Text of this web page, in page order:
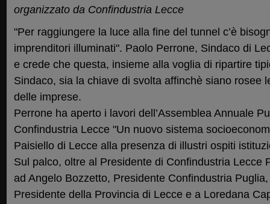
organizzato da Confindustria Lecce
"Per raggiungere la luce alla fine del tunnel c’è
imprenditori illuminati". Paolo Perrone, Sindaco di
e crede che questa, insieme alla voglia di ripartire
Sindaco, sia la chiave di svolta affinchè siano rosee
delle imprese.
Perrone ha aperto i lavori dell’Assemblea Annuale
Confindustria Lecce "Un nuovo sistema
Paisiello di Lecce alla presenza di illustri ospiti
Sul palco, oltre al Presidente di Confindustria Lecce
ad Angelo Bozzetto, Presidente Confindustria
Presidente della Provincia di Lecce e a Loredana